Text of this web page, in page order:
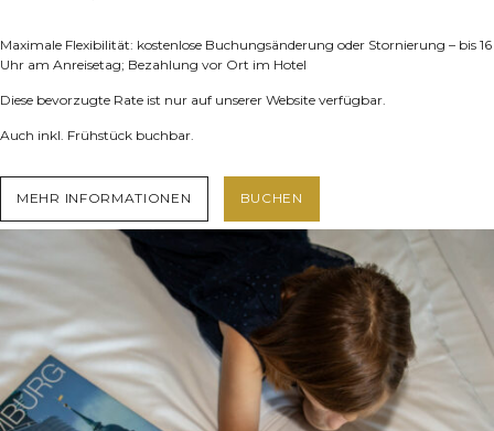
Maximale Flexibilität: kostenlose Buchungsänderung oder Stornierung – bis 16
Uhr am Anreisetag; Bezahlung vor Ort im Hotel
Diese bevorzugte Rate ist nur auf unserer Website verfügbar.
Auch inkl. Frühstück buchbar.
MEHR INFORMATIONEN BUCHEN